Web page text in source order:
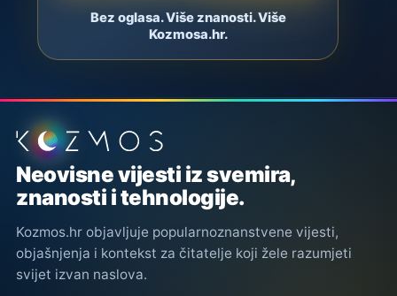
Bez oglasa. Više znanosti. Više
Kozmosa.hr.
Podnožje stranice
Neovisne vijesti iz svemira,
znanosti i tehnologije.
Kozmos.hr objavljuje popularnoznanstvene vijesti,
objašnjenja i kontekst za čitatelje koji žele razumjeti
svijet izvan naslova.